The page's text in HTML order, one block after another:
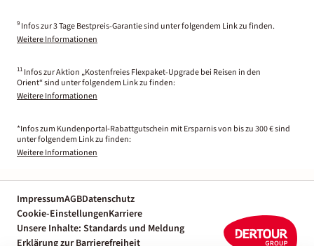
9 Infos zur 3 Tage Bestpreis-Garantie sind unter folgendem Link zu finden.
Weitere Informationen
11 Infos zur Aktion „Kostenfreies Flexpaket-Upgrade bei Reisen in den
Orient“ sind unter folgendem Link zu finden:
Weitere Informationen
*Infos zum Kundenportal-Rabattgutschein mit Ersparnis von bis zu 300 € sind
unter folgendem Link zu finden:
Weitere Informationen
ImpressumAGBDatenschutz
Cookie-EinstellungenKarriere
Unsere Inhalte: Standards und Meldung
Erklärung zur Barrierefreiheit